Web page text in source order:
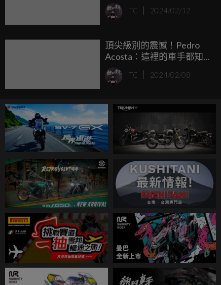
進攻心態非常好！
TC 2024/02/12
頂尖級別的震憾！Pedro
Acosta：這裡的車手都知
道怎麼把車騎得更快！
TC 2024/02/08